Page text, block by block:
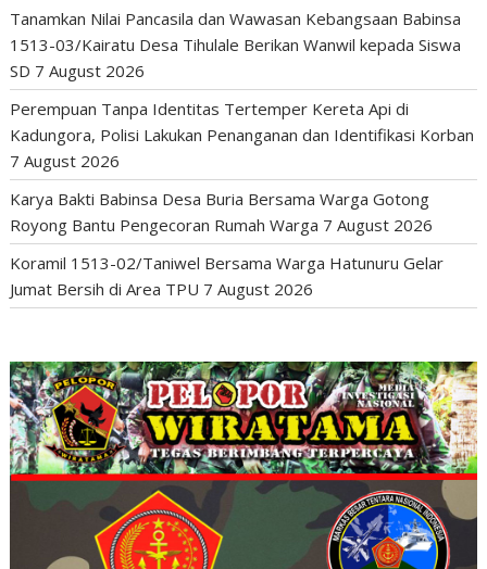
Tanamkan Nilai Pancasila dan Wawasan Kebangsaan Babinsa
1513-03/Kairatu Desa Tihulale Berikan Wanwil kepada Siswa
SD 7 August 2026
Perempuan Tanpa Identitas Tertemper Kereta Api di
Kadungora, Polisi Lakukan Penanganan dan Identifikasi Korban
7 August 2026
Karya Bakti Babinsa Desa Buria Bersama Warga Gotong
Royong Bantu Pengecoran Rumah Warga 7 August 2026
Koramil 1513-02/Taniwel Bersama Warga Hatunuru Gelar
Jumat Bersih di Area TPU 7 August 2026